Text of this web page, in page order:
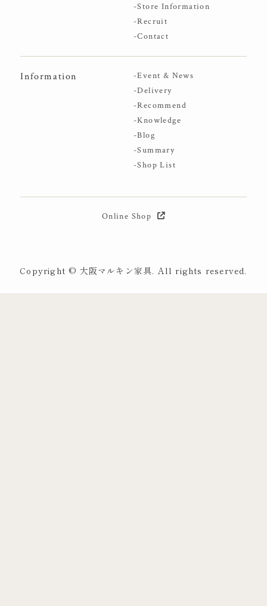
-Store Information
-Recruit
-Contact
Information
-Event & News
-Delivery
-Recommend
-Knowledge
-Blog
-Summary
-Shop List
Online Shop
Copyright © 大阪マルキン家具. All rights reserved.